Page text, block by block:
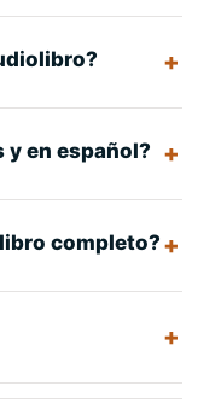
en español?
completo?